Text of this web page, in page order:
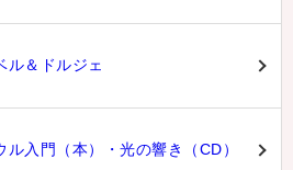
ル＆ドルジェ
ル入門（本）・光の響き（CD）